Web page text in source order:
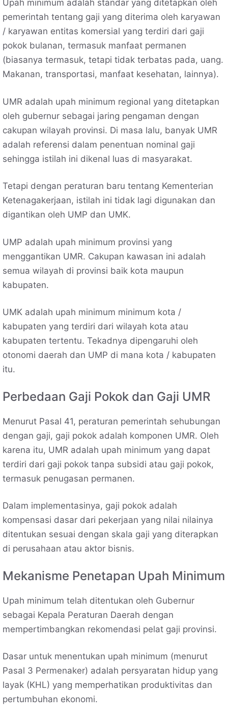
Upah minimum adalah standar yang ditetapkan oleh
pemerintah tentang gaji yang diterima oleh karyawan
/ karyawan entitas komersial yang terdiri dari gaji
pokok bulanan, termasuk manfaat permanen
(biasanya termasuk, tetapi tidak terbatas pada, uang.
Makanan, transportasi, manfaat kesehatan, lainnya).
UMR adalah upah minimum regional yang ditetapkan
oleh gubernur sebagai jaring pengaman dengan
cakupan wilayah provinsi. Di masa lalu, banyak UMR
adalah referensi dalam penentuan nominal gaji
sehingga istilah ini dikenal luas di masyarakat.
Tetapi dengan peraturan baru tentang Kementerian
Ketenagakerjaan, istilah ini tidak lagi digunakan dan
digantikan oleh UMP dan UMK.
UMP adalah upah minimum provinsi yang
menggantikan UMR. Cakupan kawasan ini adalah
semua wilayah di provinsi baik kota maupun
kabupaten.
UMK adalah upah minimum minimum kota /
kabupaten yang terdiri dari wilayah kota atau
kabupaten tertentu. Tekadnya dipengaruhi oleh
otonomi daerah dan UMP di mana kota / kabupaten
itu.
Perbedaan Gaji Pokok dan Gaji UMR
Menurut Pasal 41, peraturan pemerintah sehubungan
dengan gaji, gaji pokok adalah komponen UMR. Oleh
karena itu, UMR adalah upah minimum yang dapat
terdiri dari gaji pokok tanpa subsidi atau gaji pokok,
termasuk penugasan permanen.
Dalam implementasinya, gaji pokok adalah
kompensasi dasar dari pekerjaan yang nilai nilainya
ditentukan sesuai dengan skala gaji yang diterapkan
di perusahaan atau aktor bisnis.
Mekanisme Penetapan Upah Minimum
Upah minimum telah ditentukan oleh Gubernur
sebagai Kepala Peraturan Daerah dengan
mempertimbangkan rekomendasi pelat gaji provinsi.
Dasar untuk menentukan upah minimum (menurut
Pasal 3 Permenaker) adalah persyaratan hidup yang
layak (KHL) yang memperhatikan produktivitas dan
pertumbuhan ekonomi.